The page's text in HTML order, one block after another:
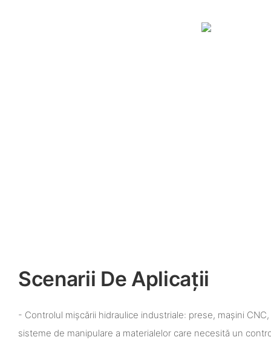
Scenarii De Aplicații
- Controlul mișcării hidraulice industriale: prese, mașini
sisteme de manipulare a materialelor care necesită un